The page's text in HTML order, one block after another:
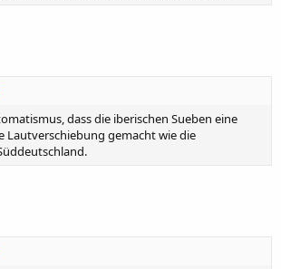
dass die iberischen Sueben eine
Lautverschiebung gemacht wie die